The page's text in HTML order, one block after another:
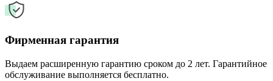
Фирменная гарантия
Выдаем расширенную гарантию сроком до 2 лет. Гарантийное
обслуживание выполняется бесплатно.